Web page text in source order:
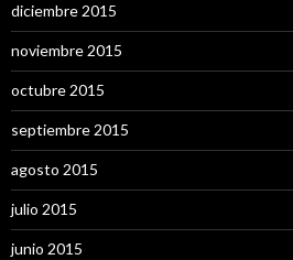
diciembre 2015
noviembre 2015
octubre 2015
septiembre 2015
agosto 2015
julio 2015
junio 2015